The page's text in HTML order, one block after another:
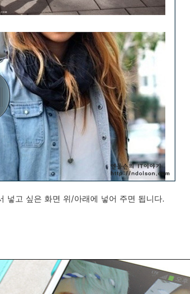
넣고 싶은 화면 위/아래에 넣어 주면 됩니다.